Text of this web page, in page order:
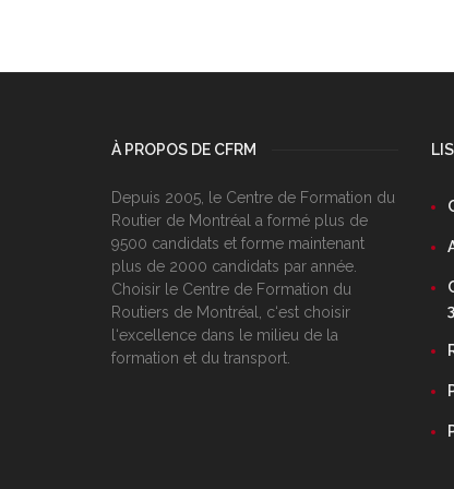
À PROPOS DE CFRM
Depuis 2005, le Centre de Formation du
Routier de Montréal a formé plus de
9500 candidats et forme maintenant
plus de 2000 candidats par année.
Choisir le Centre de Formation du
Routiers de Montréal, c‘est choisir
l‘excellence dans le milieu de la
formation et du transport.
3